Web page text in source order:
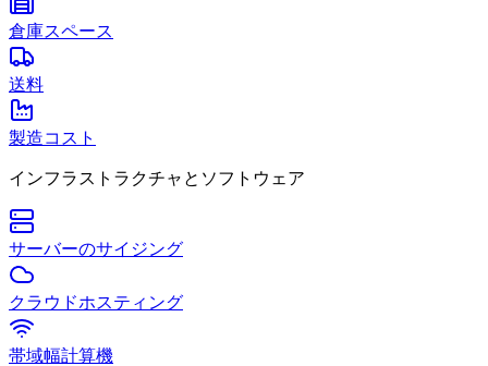
倉庫スペース
送料
製造コスト
インフラストラクチャとソフトウェア
サーバーのサイジング
クラウドホスティング
帯域幅計算機